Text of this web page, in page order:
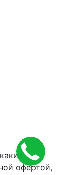
офертой,